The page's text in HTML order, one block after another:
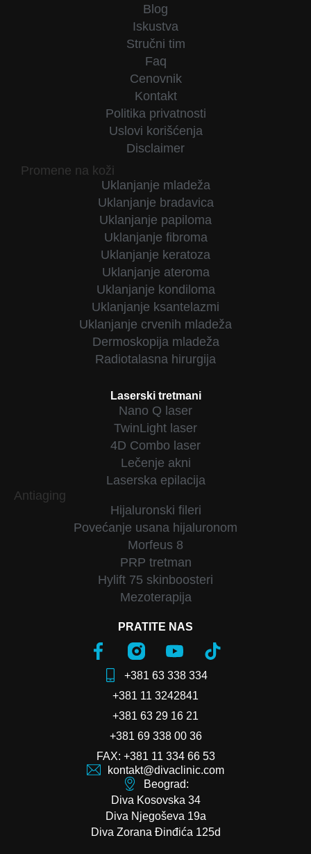
Blog
Iskustva
Stručni tim
Faq
Cenovnik
Kontakt
Politika privatnosti
Uslovi korišćenja
Disclaimer
Promene na koži
Uklanjanje mladeža
Uklanjanje bradavica
Uklanjanje papiloma
Uklanjanje fibroma
Uklanjanje keratoza
Uklanjanje ateroma
Uklanjanje kondiloma
Uklanjanje ksantelazmi
Uklanjanje crvenih mladeža
Dermoskopija mladeža
Radiotalasna hirurgija
Laserski tretmani
Nano Q laser
TwinLight laser
4D Combo laser
Lečenje akni
Laserska epilacija
Antiaging
Hijaluronski fileri
Povećanje usana hijaluronom
Morfeus 8
PRP tretman
Hylift 75 skinboosteri
Mezoterapija
PRATITE NAS
+381 63 338 334
+381 11 3242841
+381 63 29 16 21
+381 69 338 00 36
FAX: +381 11 334 66 53
kontakt@divaclinic.com
Beograd:
Diva Kosovska 34
Diva Njegoševa 19a
Diva Zorana Đinđića 125d